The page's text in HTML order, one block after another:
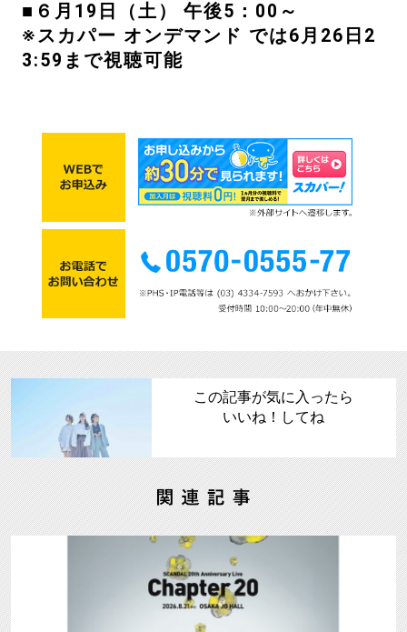
■６月19日（土） 午後5：00～
※スカパー オンデマンド では6月26日2
3:59まで視聴可能
この記事が気に入ったら
いいね！してね